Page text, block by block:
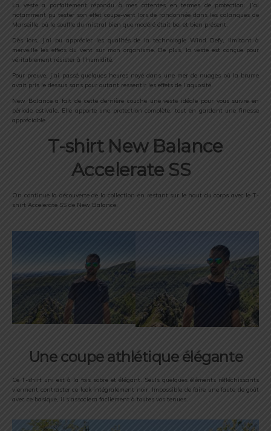
La veste a parfaitement répondu à mes attentes en termes de protection. J’ai
notamment pu tester son effet coupe-vent lors de randonnée dans les calanques de
Marseille, où le souffle du mistral bien que modéré était bel et bien présent.
Dès lors, j’ai pu apprécier les qualités de la technologie Wind Defy, limitant à
merveille les effets du vent sur mon organisme. De plus, la veste est conçue pour
véritablement résister à l’humidité.
Pour preuve, j’ai passé quelques heures noyé dans une mer de nuages où la brume
avait pris le dessus sans pour autant ressentir les effets de l’aquosité.
New Balance a fait de cette dernière couche une veste idéale pour vous suivre en
période estivale. Elle apporte une protection complète, tout en gardant une finesse
appréciable.
T-shirt New Balance
Accelerate SS
On continue la découverte de la collection en restant sur le haut du corps avec le T-
shirt Accelerate SS de New Balance.
Une coupe athlétique élégante
Ce T-shirt uni est à la fois sobre et élégant. Seuls quelques éléments réfléchissants
viennent contraster ce look intégralement noir. Impossible de faire une faute de goût
avec ce basique, il s’associera facilement à toutes vos tenues.